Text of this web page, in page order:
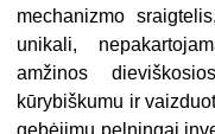
mechanizmo
unikali,
amžinos
kūrybiškumu ir